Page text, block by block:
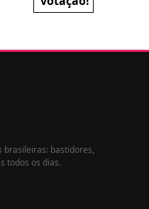
brasileiras: bastidores,
todos os dias.